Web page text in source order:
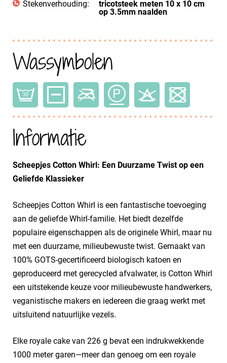
Stekenverhouding:
tricotsteek meten 10 x 10 cm
op 3.5mm naalden
Wassymbolen
Informatie
Scheepjes Cotton Whirl: Een Duurzame Twist op een
Geliefde Klassieker
Scheepjes Cotton Whirl is een fantastische toevoeging
aan de geliefde Whirl-familie. Het biedt dezelfde
populaire eigenschappen als de originele Whirl, maar nu
met een duurzame, milieubewuste twist. Gemaakt van
100% GOTS-gecertificeerd biologisch katoen en
geproduceerd met gerecycled afvalwater, is Cotton Whirl
een uitstekende keuze voor milieubewuste handwerkers,
veganistische makers en iedereen die graag werkt met
uitsluitend natuurlijke vezels.
Elke royale cake van 226 g bevat een indrukwekkende
1000 meter garen—meer dan genoeg om een royale